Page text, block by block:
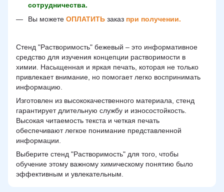
сотрудничества.
Вы можете ОПЛАТИТЬ заказ при получении.
Стенд "Растворимость" бежевый – это информативное
средство для изучения концепции растворимости в
химии. Насыщенная и яркая печать, которая не только
привлекает внимание, но помогает легко воспринимать
информацию.
Изготовлен из высококачественного материала, стенд
гарантирует длительную службу и износостойкость.
Высокая читаемость текста и четкая печать
обеспечивают легкое понимание представленной
информации.
Выберите стенд "Растворимость" для того, чтобы
обучение этому важному химическому понятию было
эффективным и увлекательным.